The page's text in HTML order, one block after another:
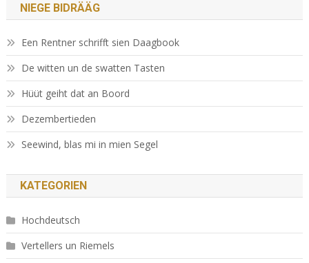
NIEGE BIDRÄÄG
Een Rentner schrifft sien Daagbook
De witten un de swatten Tasten
Hüüt geiht dat an Boord
Dezembertieden
Seewind, blas mi in mien Segel
KATEGORIEN
Hochdeutsch
Vertellers un Riemels